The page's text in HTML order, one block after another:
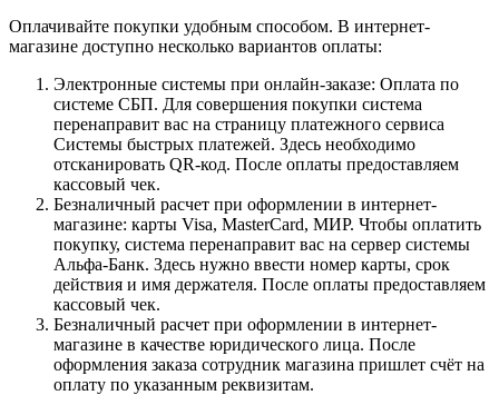
Оплачивайте покупки удобным способом. В интернет-
магазине доступно несколько вариантов оплаты:
Электронные системы при онлайн-заказе: Оплата по
системе СБП. Для совершения покупки система
перенаправит вас на страницу платежного сервиса
Системы быстрых платежей. Здесь необходимо
отсканировать QR-код. После оплаты предоставляем
кассовый чек.
Безналичный расчет при оформлении в интернет-
магазине: карты Visa, MasterCard, МИР. Чтобы оплатить
покупку, система перенаправит вас на сервер системы
Альфа-Банк. Здесь нужно ввести номер карты, срок
действия и имя держателя. После оплаты предоставляем
кассовый чек.
Безналичный расчет при оформлении в интернет-
магазине в качестве юридического лица. После
оформления заказа сотрудник магазина пришлет счёт на
оплату по указанным реквизитам.